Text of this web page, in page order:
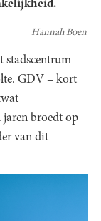
Hannah Boen
stadscentrum
GDV – kort
jaren broedt op
van dit